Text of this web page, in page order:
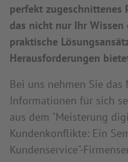
perfekt zugeschnittenes
das nicht nur Ihr
praktische
Herausforderungen
Bei uns nehmen Sie
Informationen für sich
aus dem "Meisterung
Kundenkonflikte: Ein
Kundenservice"-